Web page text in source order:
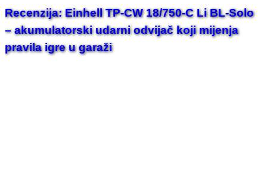
Recenzija: Einhell TP-CW 18/750-C Li BL-Solo
– akumulatorski udarni odvijač koji mijenja
pravila igre u garaži